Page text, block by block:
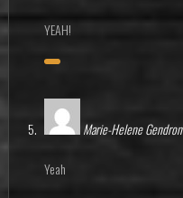
YEAH!
Marie-Helene Gendron
Yeah